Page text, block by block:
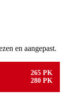
en aangepast.
265 PK
280 PK